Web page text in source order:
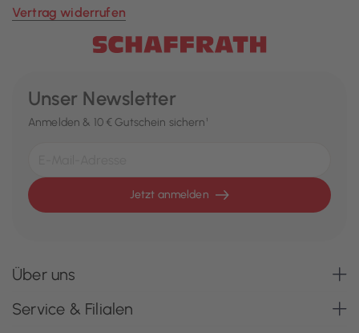
Vertrag widerrufen
Unser Newsletter
Anmelden & 10 € Gutschein sichern¹
Jetzt anmelden
Über uns
Service & Filialen